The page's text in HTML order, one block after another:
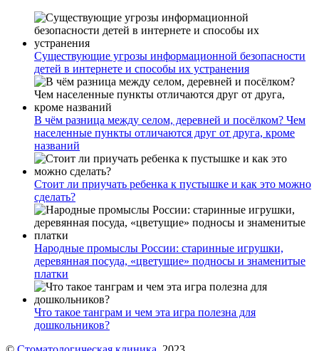
Существующие угрозы информационной безопасности
детей в интернете и способы их устранения
В чём разница между селом, деревней и посёлком? Чем
населенные пункты отличаются друг от друга, кроме
названий
Стоит ли приучать ребенка к пустышке и как это можно
сделать?
Народные промыслы России: старинные игрушки,
деревянная посуда, «цветущие» подносы и знаменитые
платки
Что такое танграм и чем эта игра полезна для
дошкольников?